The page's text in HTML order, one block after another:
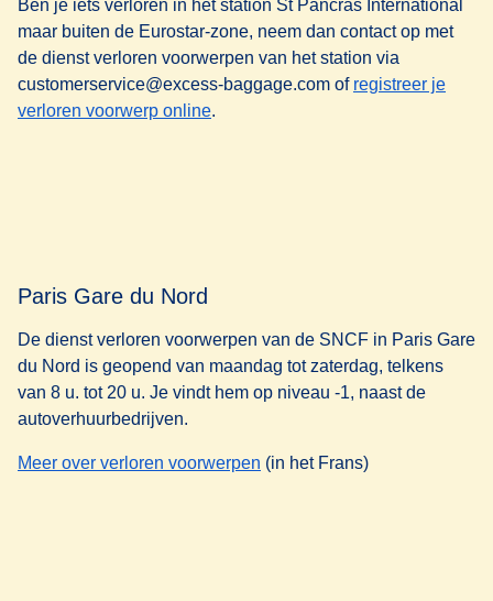
Ben je iets verloren in het station St Pancras International
maar buiten de Eurostar-zone, neem dan contact op met
de dienst verloren voorwerpen van het station via
customerservice@excess-baggage.com of registreer je
verloren voorwerp online(.
Paris Gare du Nord
De dienst verloren voorwerpen van de SNCF in Paris Gare
du Nord is geopend van maandag tot zaterdag, telkens
van 8 u. tot 20 u. Je vindt hem op niveau -1, naast de
autoverhuurbedrijven.
Meer over verloren voorwerpen opent in een nieuwe tab
(in het Frans)